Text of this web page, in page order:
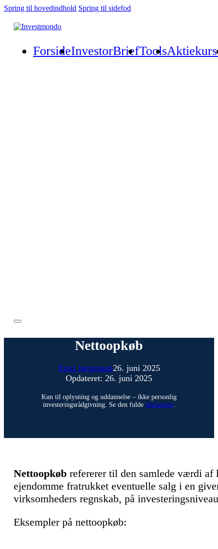
Spring til hovedindhold Spring til sidefod
ForsideInvestorBriefTools
Nettoopkøb
Emil Jørgensen26. juni 2025
Opdateret: 26. juni 2025
Kun til oplysning og uddannelse – ikke personlig
investeringsrådgivning. Se den fulde disclaimer.
Nettoopkøb refererer til den samlede værdi
ejendomme fratrukket eventuelle salg i en
virksomheders regnskab, på
Eksempler på nettoopkøb: